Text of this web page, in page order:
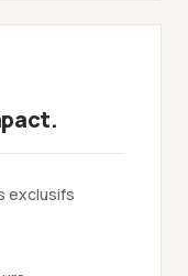
exclusifs